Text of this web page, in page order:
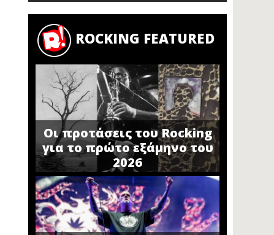
ROCKING FEATURED
Οι προτάσεις του Rocking
για το πρώτο εξάμηνο του
2026